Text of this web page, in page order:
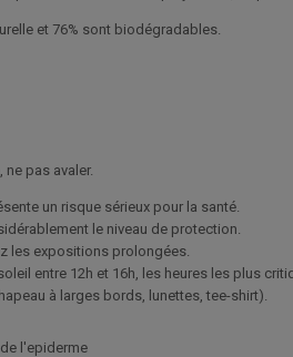
et 76% sont biodégradables.
pas avaler.
un risque sérieux pour la santé.
le niveau de protection.
les expositions prolongées.
entre 12h et 16h, les heures les plus
à larges bords, lunettes, tee-shirt).
l'epiderme